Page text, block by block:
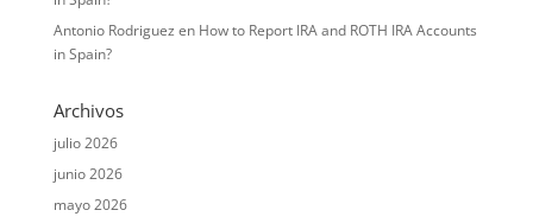
Antonio Rodriguez en How to Report IRA and ROTH IRA Accounts
in Spain?
Archivos
julio 2026
junio 2026
mayo 2026